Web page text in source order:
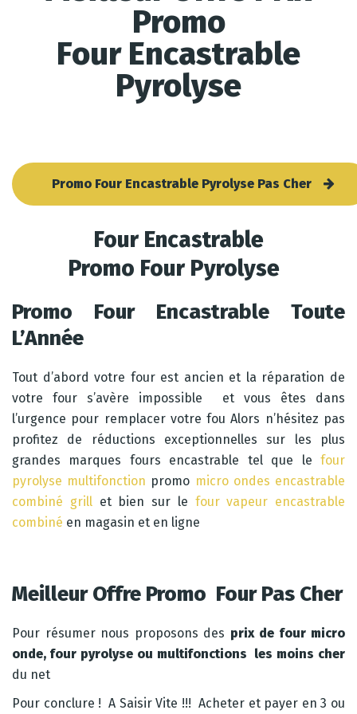
Promo
Four Encastrable
Pyrolyse
Promo Four Encastrable Pyrolyse Pas Cher
Four Encastrable
Promo Four Pyrolyse
Promo Four Encastrable Toute
L’Année
Tout d’abord votre four est ancien et la réparation de
votre four s’avère impossible et vous êtes dans
l’urgence pour remplacer votre fou Alors n’hésitez pas
profitez de réductions exceptionnelles sur les plus
grandes marques fours encastrable tel que le four
pyrolyse multifonction promo micro ondes encastrable
combiné grill et bien sur le four vapeur encastrable
combiné en magasin et en ligne
Meilleur Offre Promo Four Pas Cher
Pour résumer nous proposons des prix de four micro
onde, four pyrolyse ou multifonctions les moins cher
du net
Pour conclure ! A Saisir Vite !!! Acheter et payer en 3 ou